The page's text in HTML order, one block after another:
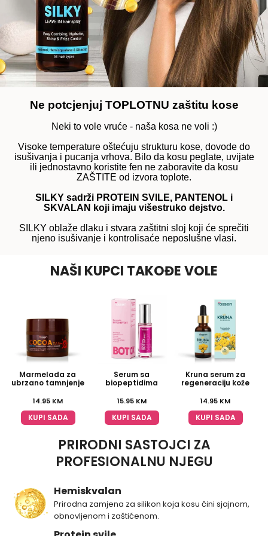
Ne potcjenjuj TOPLOTNU zaštitu kose
Neki to vole vruće - naša kosa ne voli :)
Visoke temperature oštećuju strukturu kose, dovode do
isušivanja i pucanja vrhova. Bilo da kosu peglate, uvijate
ili jednostavno koristite fen ne zaboravite da kosu
ZAŠTITE od izvora toplote.
SILKY sadrži PROTEIN SVILE, PANTENOL i
SKVALAN koji imaju višestruko dejstvo.
SILKY oblaže dlaku i stvara zaštitni sloj koji će sprečiti
njeno isušivanje i kontrolisaće neposlušne vlasi.
NAŠI KUPCI TAKOĐE VOLE
Marmelada za
ubrzano tamnjenje
14.95 KM
KUPI SADA
Serum sa
biopeptidima
15.95 KM
KUPI SADA
Kruna serum za
regeneraciju kože
14.95 KM
KUPI SADA
PRIRODNI SASTOJCI ZA
PROFESIONALNU NJEGU
Hemiskvalan
Prirodna zamjena za silikon koja kosu čini sjajnom,
obnovljenom i zaštićenom.